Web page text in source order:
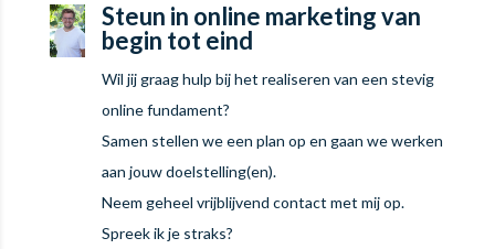
Steun in online marketing van
begin tot eind
Wil jij graag hulp bij het realiseren van een stevig
online fundament?
Samen stellen we een plan op en gaan we werken
aan jouw doelstelling(en).
Neem geheel vrijblijvend contact met mij op.
Spreek ik je straks?